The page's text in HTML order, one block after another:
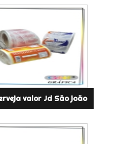
valor Jd São joão